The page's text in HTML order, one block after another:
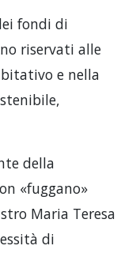
fondi di
riservati alle
e nella
della
«fuggano»
Maria Teresa
di